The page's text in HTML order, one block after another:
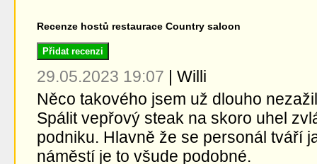
Recenze hostů restaurace Country saloon
Přidat recenzi
29.05.2023 19:07 | Willi
Něco takového jsem už dlouho
Spálit vepřový steak na skoro uhel
podniku. Hlavně že se personál tváří
náměstí je to všude podobné.